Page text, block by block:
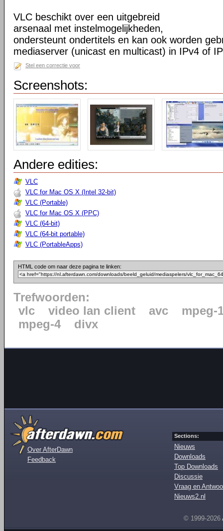
VLC beschikt over een uitgebreid
arsenaal met instelmogelijkheden,
ondersteunt ondertitels en kan ook worden
mediaserver (unicast en multicast) in IPv4 of
Stel een correctie voor
Screenshots:
Andere edities:
VLC
VLC for Mac OS X (Intel 32-bit)
VLC (Portable)
VLC for Mac OS X (PPC)
VLC (64-bit)
VLC (64-bit portable)
VLC (PortableApps)
HTML code om naar deze pagina te linken:
Trefwoorden:
vlc
video lan client avc
mpeg-
mpeg-4
divx
Over AfterDawn
Feedback
Sections:
Nieuws
Downloads
Top Downloads
Discussie
Vraag en
Nieuws2.nl
© 1999-2026